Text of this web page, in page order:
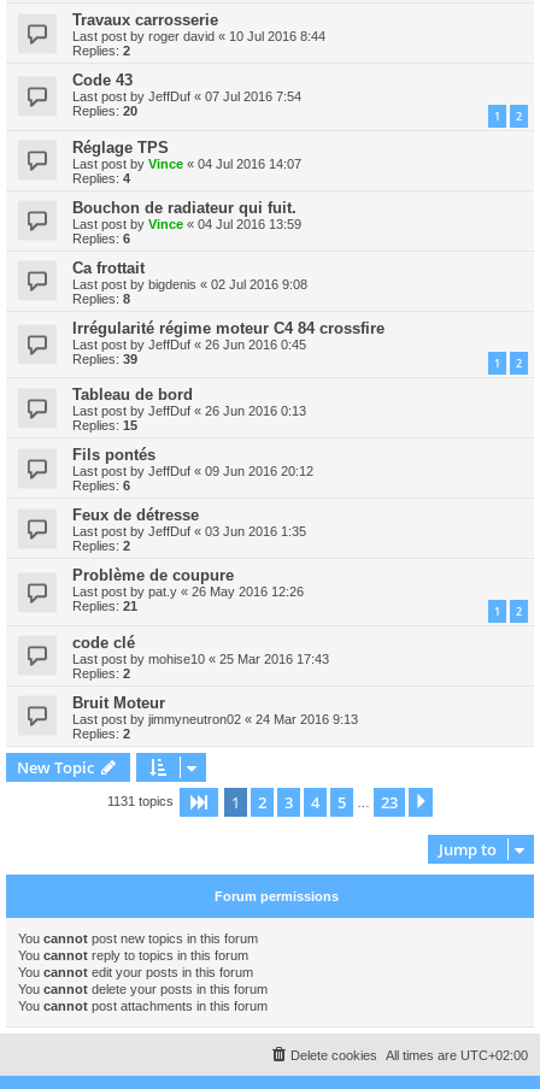
Travaux carrosserie
Last post by roger david « 10 Jul 2016 8:44
Replies: 2
Code 43
Last post by JeffDuf « 07 Jul 2016 7:54
Replies: 20 1 2
Réglage TPS
Last post by Vince « 04 Jul 2016 14:07
Replies: 4
Bouchon de radiateur qui fuit.
Last post by Vince « 04 Jul 2016 13:59
Replies: 6
Ca frottait
Last post by bigdenis « 02 Jul 2016 9:08
Replies: 8
Irrégularité régime moteur C4 84 crossfire
Last post by JeffDuf « 26 Jun 2016 0:45
Replies: 39 1 2
Tableau de bord
Last post by JeffDuf « 26 Jun 2016 0:13
Replies: 15
Fils pontés
Last post by JeffDuf « 09 Jun 2016 20:12
Replies: 6
Feux de détresse
Last post by JeffDuf « 03 Jun 2016 1:35
Replies: 2
Problème de coupure
Last post by pat.y « 26 May 2016 12:26
Replies: 21 1 2
code clé
Last post by mohise10 « 25 Mar 2016 17:43
Replies: 2
Bruit Moteur
Last post by jimmyneutron02 « 24 Mar 2016 9:13
Replies: 2
New Topic
1131 topics Page 1of 23
1 2 3 4 5 23
Jump to
Forum permissions
You cannot post new topics in this forum
You cannot reply to topics in this forum
You cannot edit your posts in this forum
You cannot delete your posts in this forum
You cannot post attachments in this forum
All times are UTC+02:00
Delete cookies